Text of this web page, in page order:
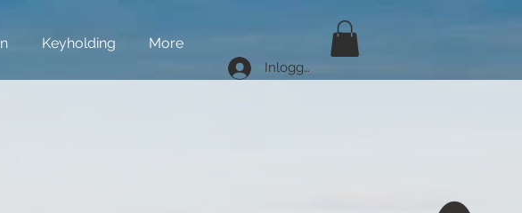
Keyholding More
Inloggen